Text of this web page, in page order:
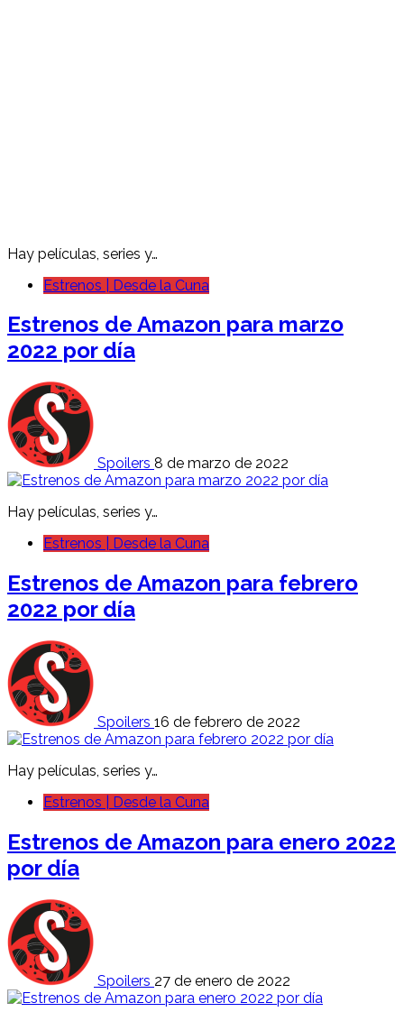
Hay películas, series y…
Estrenos | Desde la Cuna
Estrenos de Amazon para marzo
2022 por día
Spoilers 8 de marzo de 2022
Hay películas, series y…
Estrenos | Desde la Cuna
Estrenos de Amazon para febrero
2022 por día
Spoilers 16 de febrero de 2022
Hay películas, series y…
Estrenos | Desde la Cuna
Estrenos de Amazon para enero 2022
por día
Spoilers 27 de enero de 2022